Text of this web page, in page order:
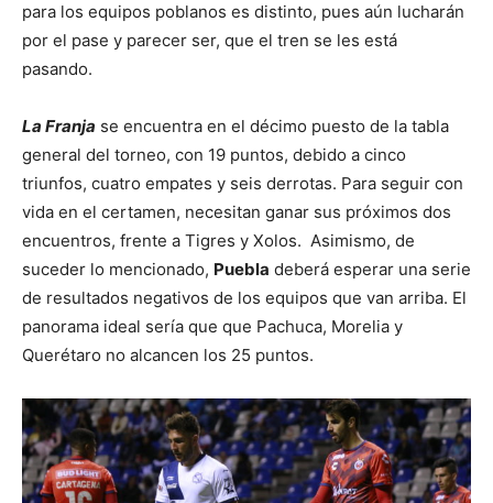
para los equipos poblanos es distinto, pues aún lucharán
por el pase y parecer ser, que el tren se les está
pasando.
La Franja se encuentra en el décimo puesto de la tabla
general del torneo, con 19 puntos, debido a cinco
triunfos, cuatro empates y seis derrotas. Para seguir con
vida en el certamen, necesitan ganar sus próximos dos
encuentros, frente a Tigres y Xolos. Asimismo, de
suceder lo mencionado, Puebla deberá esperar una serie
de resultados negativos de los equipos que van arriba. El
panorama ideal sería que que Pachuca, Morelia y
Querétaro no alcancen los 25 puntos.